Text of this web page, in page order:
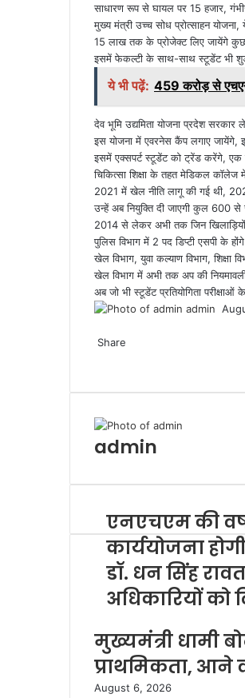
साधारण रूप से घायल पर 15 हजार,
मुख्य मंत्री उच्च सोध प्रोत्साहन
15 लाख तक के प्रोजेक्ट लिए जायेंगे
इसमें फेकल्टी के साथ-साथ स्टूडेंट भी
ये भी पढ़ें: 459 करोड़ से
देव भूमि उद्यमिता योजना प्रदेश
इस योजना में एवरनेस कैंप लगाए जायेंगे,
इसमें एक्सपर्ट स्टूडेंट को ट्रेंड करेंगे, एक
चिकित्सा शिक्षा के तहत मेडिकल कॉलेज
2021 में खेल नीति लागू की गई थी,
उन्हें अब नियुक्ति दी जाएगी कुल 600 से
2014 से लेकर अभी तक जिन खिलाड़ियों
पुलिस विभाग में 2 पद डिप्टी एसपी के
खेल विभाग, युवा कल्याण विभाग, शिक्षा
खेल विभाग में अभी तक अप की
अब जो भी स्टूडेंट प्रतियोगिता
admin S
n
a
b
o
k
w
t
r
h
s
p
p
e
g
a
m
Share
c
b
o
i
t
e
a
s
A
l
g
r
admin
एनएचएम की
कार्ययोजना
डॉ. धन सिंह
अधिकारियों को
मुख्यमंत्री धामी
प्राथमिकता, आने
August 6, 2026